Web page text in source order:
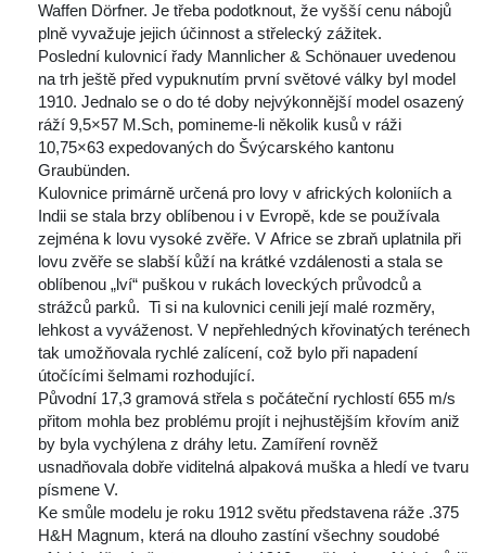
Waffen Dörfner. Je třeba podotknout, že vyšší cenu nábojů
plně vyvažuje jejich účinnost a střelecký zážitek.
Poslední kulovnicí řady Mannlicher & Schönauer uvedenou
na trh ještě před vypuknutím první světové války byl model
1910. Jednalo se o do té doby nejvýkonnější model osazený
ráží 9,5×57 M.Sch, pomineme-li několik kusů v ráži
10,75×63 expedovaných do Švýcarského kantonu
Graubünden.
Kulovnice primárně určená pro lovy v afrických koloniích a
Indii se stala brzy oblíbenou i v Evropě, kde se používala
zejména k lovu vysoké zvěře. V Africe se zbraň uplatnila při
lovu zvěře se slabší kůží na krátké vzdálenosti a stala se
oblíbenou „lví“ puškou v rukách loveckých průvodců a
trážců parků. Ti si na kulovnici cenili její malé rozměry,
lehkost a vyváženost. V nepřehledných křovinatých terénech
tak umožňovala rychlé zalícení, což bylo při napadení
útočícími šelmami rozhodující.
Původní 17,3 gramová střela s počáteční rychlostí 655 m/s
přitom mohla bez problému projít i nejhustějším křovím aniž
by byla vychýlena z dráhy letu. Zamíření rovněž
usnadňovala dobře viditelná alpaková muška a hledí ve tvaru
písmene V.
Ke smůle modelu je roku 1912 světu představena ráže .375
H&H Magnum, která na dlouho zastíní všechny soudobé